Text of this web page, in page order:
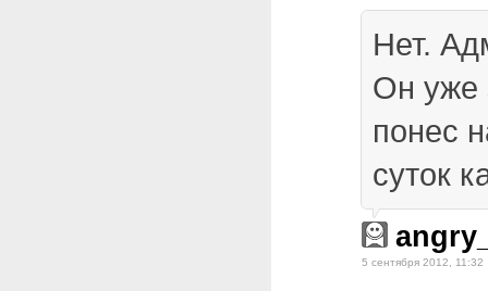
Нет.
Он уже
понес
суток
5 сентября 2012, 11:32